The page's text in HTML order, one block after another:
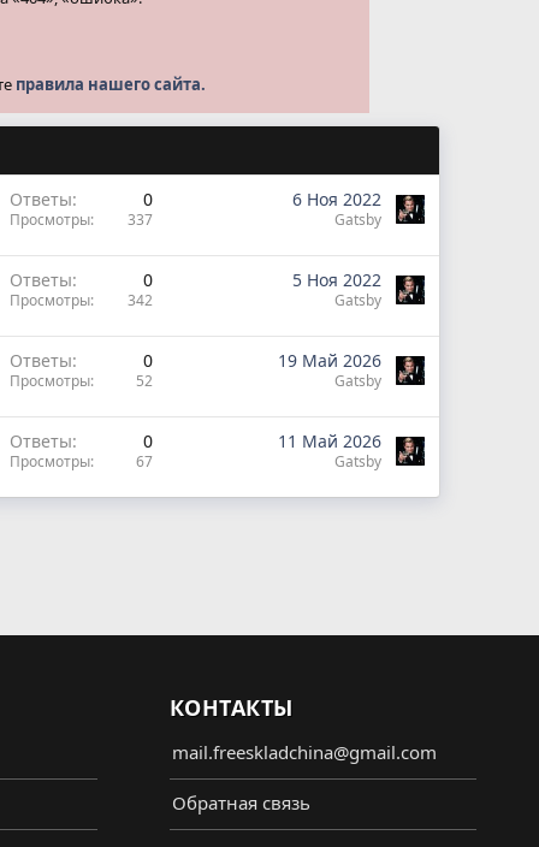
правила нашего сайта.
Ответы 0
Просмотры 337
6 Ноя 2022
Gatsby
Ответы 0
Просмотры 342
5 Ноя 2022
Gatsby
Ответы 0
Просмотры 52
19 Май 2026
Gatsby
Ответы 0
Просмотры 67
11 Май 2026
Gatsby
КОНТАКТЫ
mail.freeskladchina@gmail.com
Обратная связь